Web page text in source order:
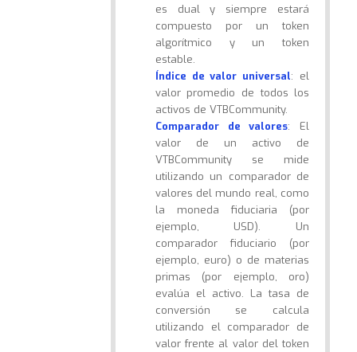
es dual y siempre estará
compuesto por un token
algorítmico y un token
estable.
Índice de valor universal: el
valor promedio de todos los
activos de VTBCommunity.
Comparador de valores: El
valor de un activo de
VTBCommunity se mide
utilizando un comparador de
valores del mundo real, como
la moneda fiduciaria (por
ejemplo, USD). Un
comparador fiduciario (por
ejemplo, euro) o de materias
primas (por ejemplo, oro)
evalúa el activo. La tasa de
conversión se calcula
utilizando el comparador de
valor frente al valor del token